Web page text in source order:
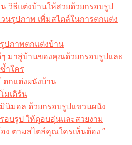
วิธีแต่งบ้านให้สวยด้วยกรอบรูป
นรูปภาพ เพิ่มสไตล์ในการตกแต่ง
ปภาพตกแต่งบ้าน
มาสู่บ้านของคุณด้วยกรอบรูปและ
ำใคร
ตกแต่งผนังบ้าน
มเดิร์น
นิมอล ด้วยกรอบรูปแขวนผนัง
อบรูป ให้ดูอบอุ่นและสวยงาม
ง ตามสไตล์คุณใครเห็นต้อง ”